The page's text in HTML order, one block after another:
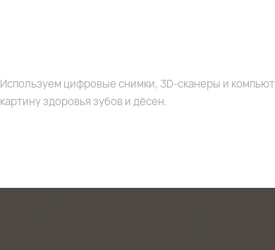
Используем цифровые снимки, 3D-сканеры и
картину здоровья зубов и дёсен.